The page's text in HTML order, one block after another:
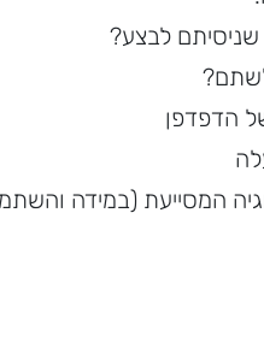
לבצע?
הדפדפן
המסייעת (במידה